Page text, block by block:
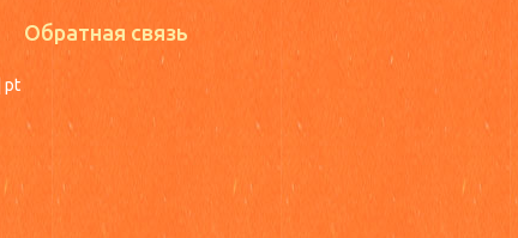
Обратная связь
pt